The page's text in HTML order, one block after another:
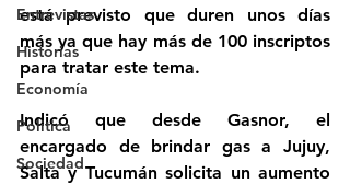
Entrevistas
Historias
Economía
Politica
Sociedad
está previsto que duren unos días
más ya que hay más de 100 inscriptos
para tratar este tema.
Indicó que desde Gasnor, el
encargado de brindar gas a Jujuy,
Salta y Tucumán solicita un aumento